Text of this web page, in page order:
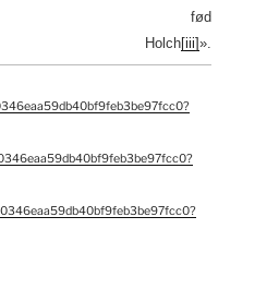
fød
Holch[iii]».